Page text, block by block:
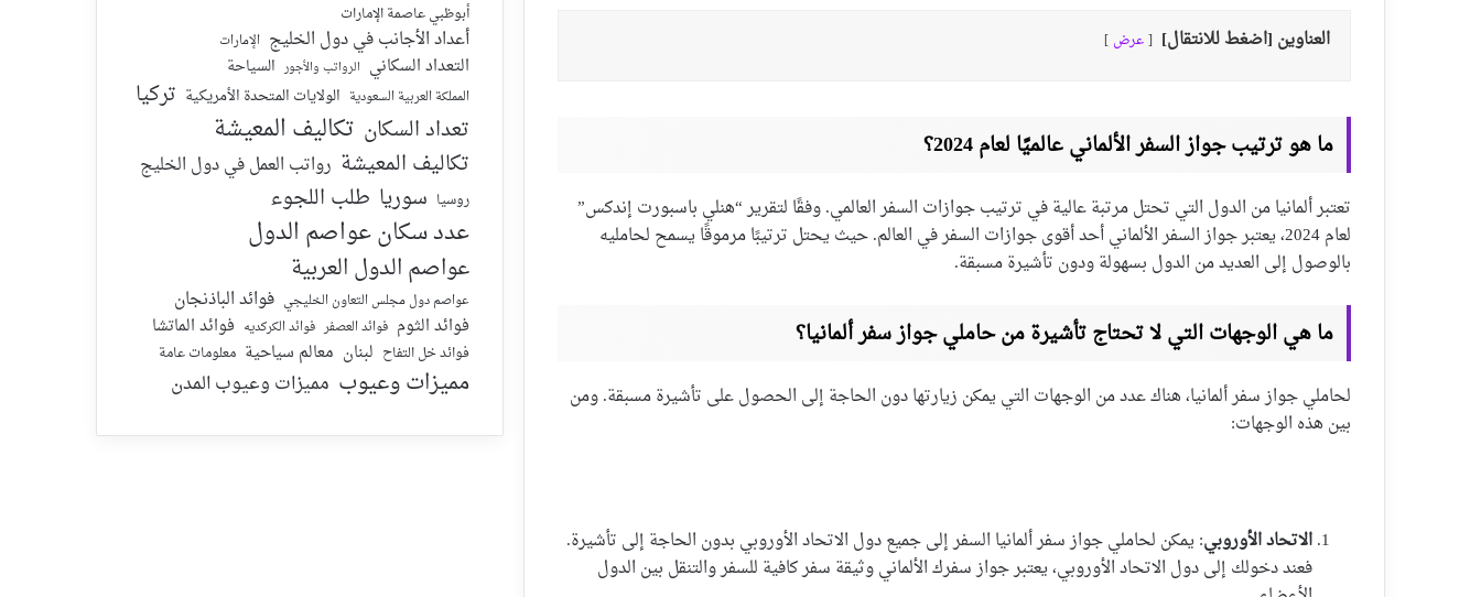
العناوين [اضغط للانتقال] عرض
ما هو ترتيب جواز السفر الألماني عالميًا لعام 2024؟
تعتبر ألمانيا من الدول التي تحتل مرتبة عالية في ترتيب جوازات السفر العالمي. وفقًا لتقرير “هنلي باسبورت إندكس”
لعام 2024، يعتبر جواز السفر الألماني أحد أقوى جوازات السفر في العالم. حيث يحتل ترتيبًا مرموقًا يسمح لحامليه
بالوصول إلى العديد من الدول بسهولة ودون تأشيرة مسبقة.
ما هي الوجهات التي لا تحتاج تأشيرة من حاملي جواز سفر ألمانيا؟
لحاملي جواز سفر ألمانيا، هناك عدد من الوجهات التي يمكن زيارتها دون الحاجة إلى الحصول على تأشيرة مسبقة. ومن
بين هذه الوجهات:
الاتحاد الأوروبي: يمكن لحاملي جواز سفر ألمانيا السفر إلى جميع دول الاتحاد الأوروبي بدون الحاجة إلى تأشيرة.
فعند دخولك إلى دول الاتحاد الأوروبي، يعتبر جواز سفرك الألماني وثيقة سفر كافية للسفر والتنقل بين الدول
أبوظبي عاصمة الإمارات
أعداد الأجانب في دول الخليج الإمارات
التعداد السكاني الرواتب والأجور السياحة
المملكة العربية السعودية الولايات المتحدة الأمريكية تركيا
تعداد السكان تكاليف المعيشة
تكاليف المعيشة رواتب العمل في دول الخليج
روسيا سوريا طلب اللجوء
عدد سكان عواصم الدول
عواصم الدول العربية
عواصم دول مجلس التعاون الخليجي فوائد الباذنجان
فوائد الثوم فوائد العصفر فوائد الكركديه فوائد الماتشا
فوائد خل التفاح لبنان معالم سياحية معلومات عامة
مميزات وعيوب مميزات وعيوب المدن